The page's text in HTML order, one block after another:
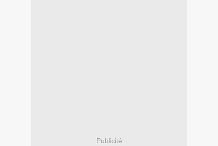
Publicité